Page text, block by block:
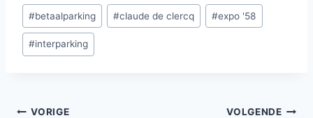
Bericht
tags:
#betaalparking #claude de clercq #expo '58
#interparking
VORIGE VOLGENDE